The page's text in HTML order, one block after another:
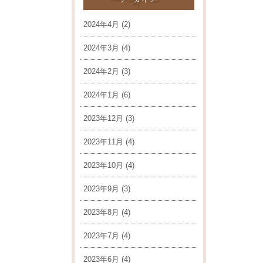
2024年4月 (2)
2024年3月 (4)
2024年2月 (3)
2024年1月 (6)
2023年12月 (3)
2023年11月 (4)
2023年10月 (4)
2023年9月 (3)
2023年8月 (4)
2023年7月 (4)
2023年6月 (4)